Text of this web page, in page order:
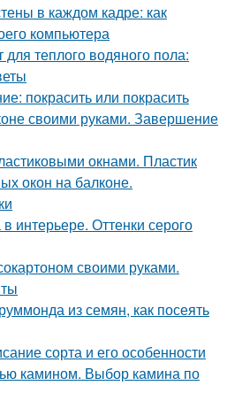
в каждом кадре: как
компьютера
теплого водяного пола:
покрасить или покрасить
своими руками. Завершение
окнами. Пластик
окон на балконе.
интерьере. Оттенки серого
своими руками.
из семян, как посеять
сорта и его особенности
камином. Выбор камина по